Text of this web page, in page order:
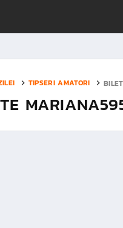
TIPSERI AMATORI